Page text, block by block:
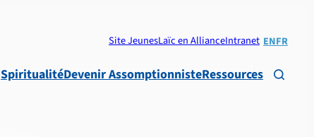
Site JeunesLaïc en AllianceIntranet ENFR
SpiritualitéDevenir AssomptionnisteRessources 